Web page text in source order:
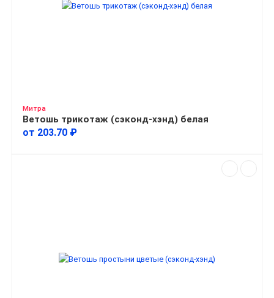
Митра
Ветошь трикотаж (сэконд-хэнд) белая
от 203.70 ₽